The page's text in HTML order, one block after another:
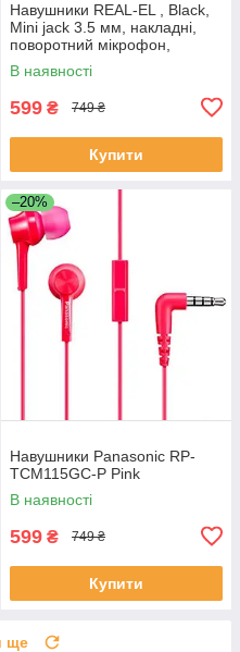
Навушники REAL-EL , Black,
Mini jack 3.5 мм, накладні,
поворотний мікрофон,
кабель 1.5 м
В наявності
599 ₴ 749 ₴
Купити
–20%
Навушники Panasonic RP-
TCM115GC-P Pink
В наявності
599 ₴ 749 ₴
Купити
ще